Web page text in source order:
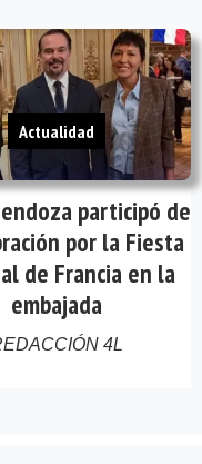
participó de
por la Fiesta
de Francia en la
embajada
4L
Actualidad